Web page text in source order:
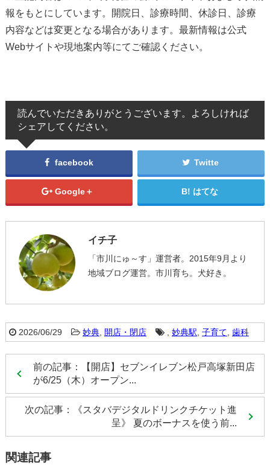
報をもとにしています。開院日、診療時間、休診日、診療
内容などは変更となる場合があります。最新情報は公式
Webサイトや現地案内等にてご確認ください。
読んでいただきありがとうございます。よろしければ
シェアしてください。
facebook Twitte
Google＋ はてな
イチ子
「市川にゅ～す」運営者。2015年9月より
地域ブログ運営。市川育ち。犬好き。
2026/06/29 妙典, 開店・閉店 , 妙典駅 子育て 歯科
前の記事：【開店】セブンイレブン松戸高塚新田店
が6/25（木）オープン...
次の記事：《スタバデジタルドリンクチケット進
呈》 夏のボーナスを使う前...
関連記事